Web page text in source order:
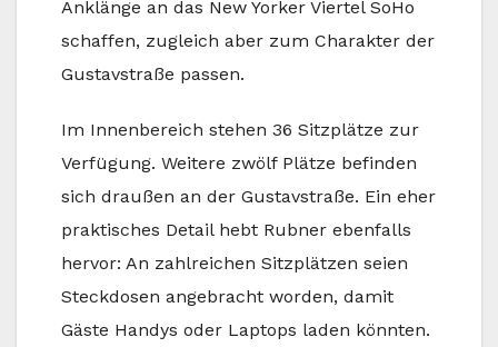
Anklänge an das New Yorker Viertel SoHo
schaffen, zugleich aber zum Charakter der
Gustavstraße passen.
Im Innenbereich stehen 36 Sitzplätze zur
Verfügung. Weitere zwölf Plätze befinden
sich draußen an der Gustavstraße. Ein eher
praktisches Detail hebt Rubner ebenfalls
hervor: An zahlreichen Sitzplätzen seien
Steckdosen angebracht worden, damit
Gäste Handys oder Laptops laden könnten.